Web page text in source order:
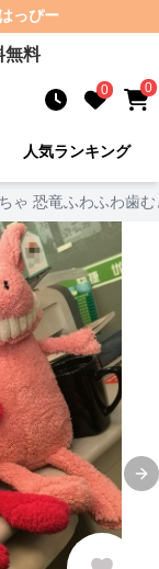
っぴー
無料
0 0
人気ランキング
ゃ 恐竜ふわふわ歯